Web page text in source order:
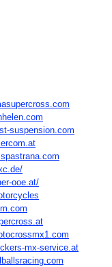
suspension.com
ooe.at/
mx-service.at